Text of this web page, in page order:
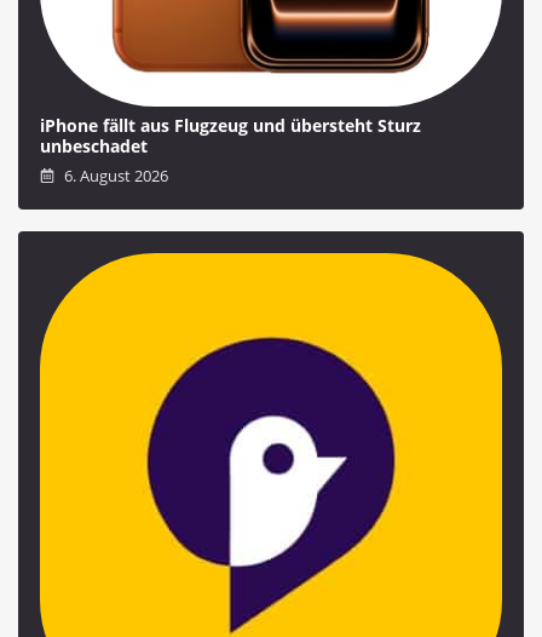
iPhone fällt aus Flugzeug und übersteht Sturz
unbeschadet
6. August 2026